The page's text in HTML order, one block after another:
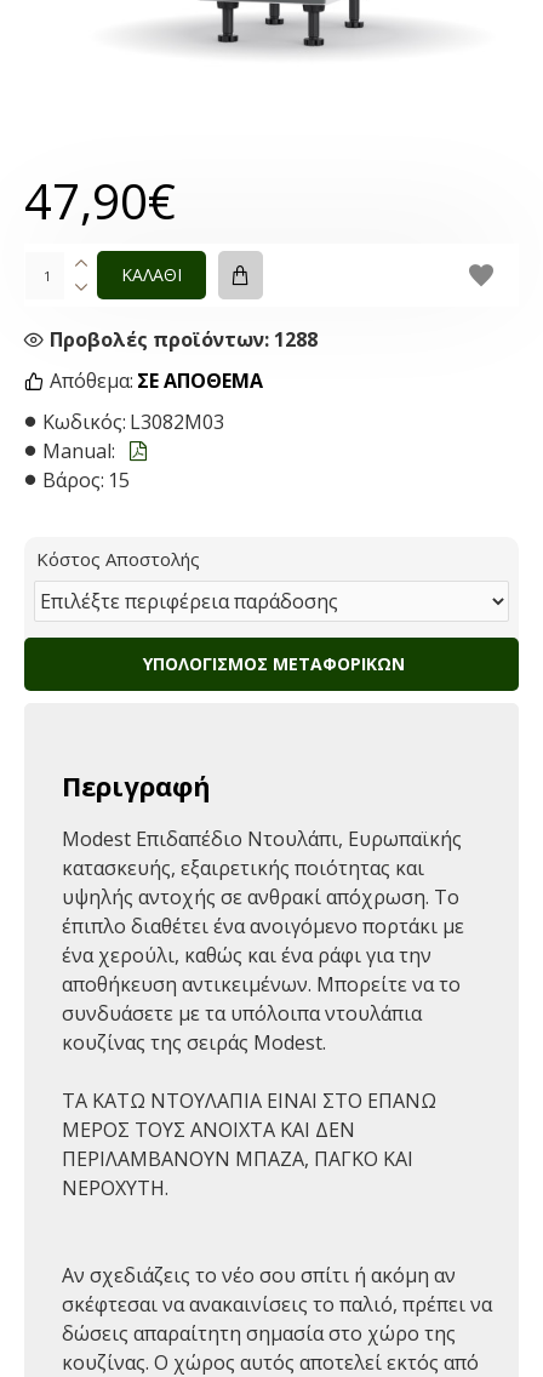
Απόθεμα: ΣΕ ΑΠΌΘΕΜΑ
Κωδικός: L3082M03
Manual:
Βάρος: 15
Προβολές προϊόντων: 1288
47,90€
ΚΑΛΑΘΙ
Κόστος Αποστολής
ΥΠΟΛΟΓΙΣΜΌΣ ΜΕΤΑΦΟΡΙΚΏΝ
Περιγραφή
Modest Επιδαπέδιο Ντουλάπι, Ευρωπαϊκής
κατασκευής, εξαιρετικής ποιότητας και
υψηλής αντοχής σε ανθρακί απόχρωση. Το
έπιπλο διαθέτει ένα ανοιγόμενο πορτάκι με
ένα χερούλι, καθώς και ένα ράφι για την
αποθήκευση αντικειμένων. Μπορείτε να το
συνδυάσετε με τα υπόλοιπα ντουλάπια
κουζίνας της σειράς Modest.
ΤΑ ΚΑΤΩ ΝΤΟΥΛΑΠΙΑ ΕΙΝΑΙ ΣΤΟ ΕΠΑΝΩ
ΜΕΡΟΣ ΤΟΥΣ ΑΝΟΙΧΤΑ ΚΑΙ ΔΕΝ
ΠΕΡΙΛΑΜΒΑΝΟΥΝ ΜΠΑΖΑ, ΠΑΓΚΟ ΚΑΙ
ΝΕΡΟΧΥΤΗ.
Αν σχεδιάζεις το νέο σου σπίτι ή ακόμη αν
σκέφτεσαι να ανακαινίσεις το παλιό, πρέπει να
δώσεις απαραίτητη σημασία στο χώρο της
κουζίνας. Ο χώρος αυτός αποτελεί εκτός από